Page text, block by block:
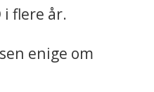
flere år.
enige om